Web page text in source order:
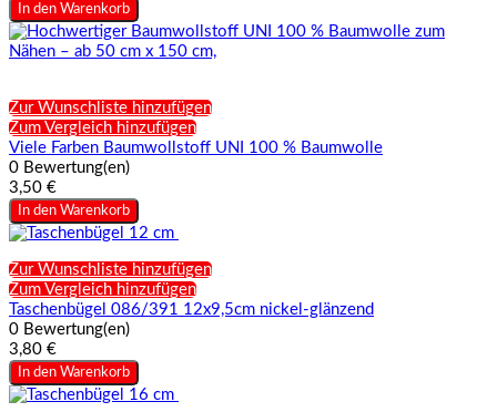
In den Warenkorb
Zur Wunschliste hinzufügen
Zum Vergleich hinzufügen
Viele Farben Baumwollstoff UNI 100 % Baumwolle
0 Bewertung(en)
3,50 €
In den Warenkorb
Zur Wunschliste hinzufügen
Zum Vergleich hinzufügen
Taschenbügel 086/391 12x9,5cm nickel-glänzend
0 Bewertung(en)
3,80 €
In den Warenkorb